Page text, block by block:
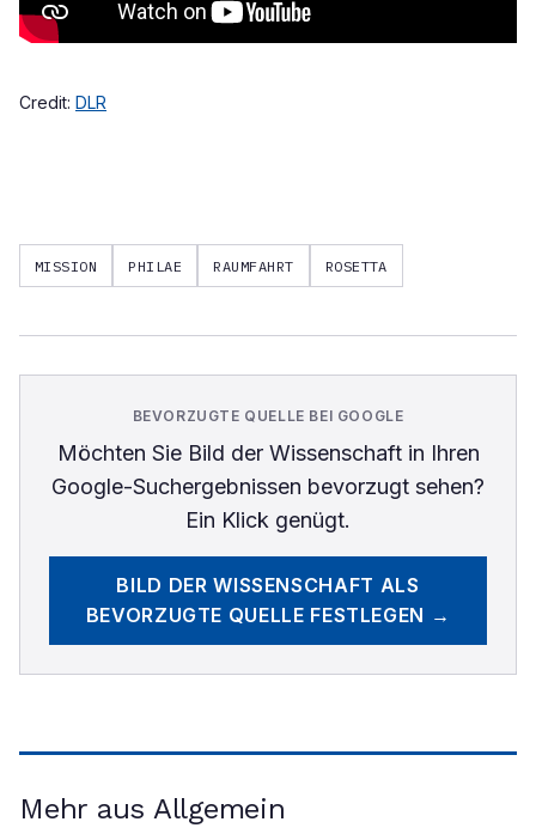
Credit: DLR
MISSION PHILAE RAUMFAHRT ROSETTA
BEVORZUGTE QUELLE BEI GOOGLE
Möchten Sie Bild der Wissenschaftin Ihren
Google-Suchergebnissen bevorzugt sehen?
Ein Klick genügt.
BILD DER WISSENSCHAFT ALS
BEVORZUGTE QUELLE FESTLEGEN →
Mehr aus Allgemein